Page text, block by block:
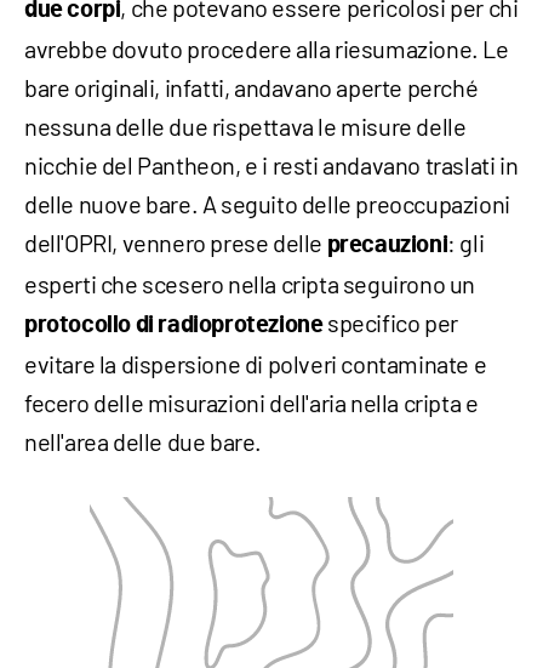
due corpi, che potevano essere pericolosi per chi
avrebbe dovuto procedere alla riesumazione. Le
bare originali, infatti, andavano aperte perché
nessuna delle due rispettava le misure delle
nicchie del Pantheon, e i resti andavano traslati in
delle nuove bare. A seguito delle preoccupazioni
dell'OPRI, vennero prese delle precauzioni: gli
esperti che scesero nella cripta seguirono un
protocollo di radioprotezionespecifico per
evitare la dispersione di polveri contaminate e
fecero delle misurazioni dell'aria nella cripta e
nell'area delle due bare.